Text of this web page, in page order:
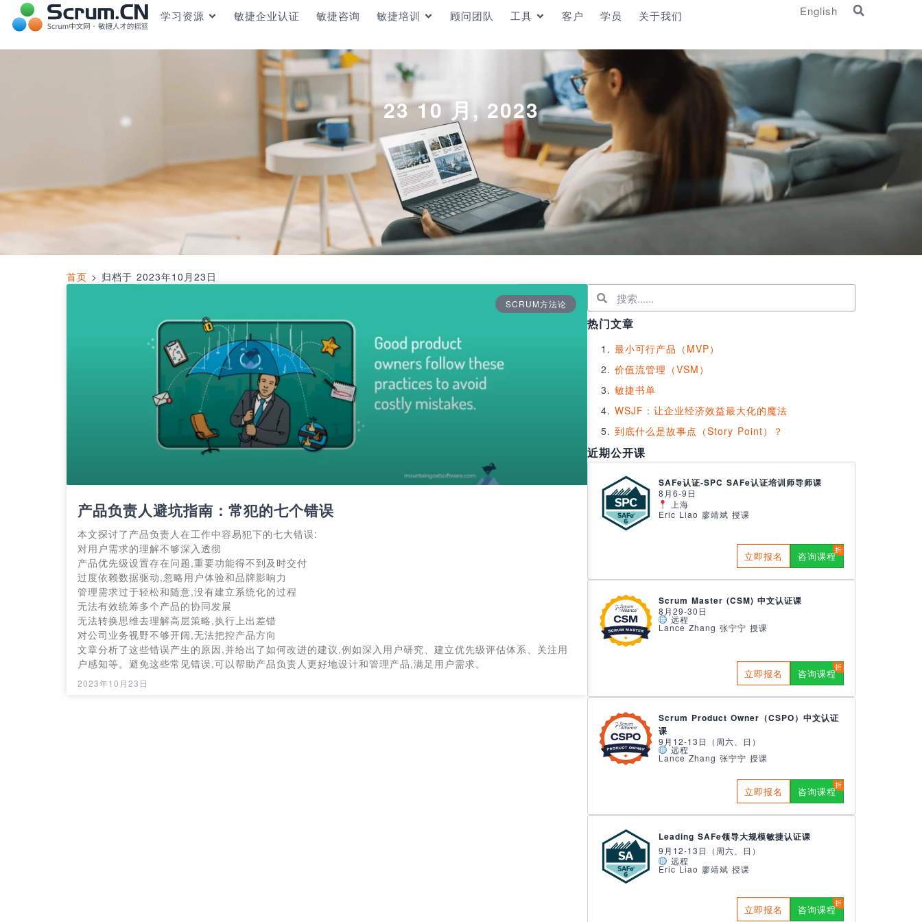
学习资源 敏捷企业认证 敏捷咨询 敏捷培训 顾问团队 工具 客户 学员 关于我们 English
23 10 月, 2023
首页 > 归档于 2023年10月23日
SCRUM方法论
产品负责人避坑指南：常犯的七个错误
本文探讨了产品负责人在工作中容易犯下的七大错误:
对用户需求的理解不够深入透彻
产品优先级设置存在问题,重要功能得不到及时交付
过度依赖数据驱动,忽略用户体验和品牌影响力
管理需求过于轻松和随意,没有建立系统化的过程
无法有效统筹多个产品的协同发展
无法转换思维去理解高层策略,执行上出差错
对公司业务视野不够开阔,无法把控产品方向
文章分析了这些错误产生的原因,并给出了如何改进的建议,例如深入用户研究、建立优先级评估体系、关注用
户感知等。避免这些常见错误,可以帮助产品负责人更好地设计和管理产品,满足用户需求。
2023年10月23日
热门文章
最小可行产品（MVP）
价值流管理（VSM）
敏捷书单
WSJF：让企业经济效益最大化的魔法
到底什么是故事点（Story Point）？
近期公开课
SAFe认证-SPC SAFe认证培训师导师课
8月6-9日
上海
Eric Liao 廖靖斌 授课
立即报名 咨询课程
Scrum Master (CSM) 中文认证课
8月29-30日
远程
Lance Zhang 张宁宁 授课
立即报名 咨询课程
Scrum Product Owner（CSPO）中文认证
课
9月12-13日（周六、日）
远程
Lance Zhang 张宁宁 授课
立即报名 咨询课程
Leading SAFe领导大规模敏捷认证课
9月12-13日（周六、日）
远程
Eric Liao 廖靖斌 授课
立即报名 咨询课程